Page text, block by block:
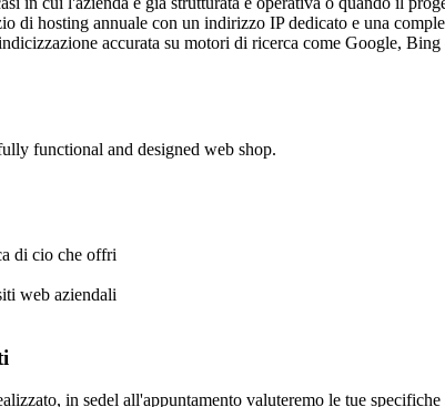
di hosting annuale con un indirizzo IP dedicato e una
accurata su motori di ricerca come Google,
functional and designed web shop.
di cio che offri
in sedel all'appuntamento valuteremo le tue specifiche